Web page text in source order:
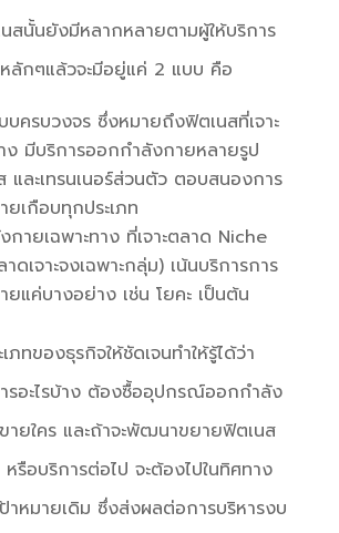
สนั้นยังมีหลากหลายตามผู้ให้บริการ
ลักๆแล้วจะมีอยู่แค่ 2 แบบ คือ
บครบวงจร ซึ่งหมายถึงฟิตเนสที่เจาะ
ง มีบริการออกกำลังกายหลายรูป
และเทรนเนอร์ส่วนตัว ตอบสนองการ
เกือบทุกประเภท
ายเฉพาะทาง ที่เจาะตลาด Niche
ดเจาะจงเฉพาะกลุ่ม)เน้นบริการการ
แค่บางอย่าง เช่น โยคะ เป็นต้น
ภทของธุรกิจให้ชัดเจนทำให้รู้ได้ว่า
อะไรบ้าง ต้องซื้ออุปกรณ์ออกกำลัง
ายใคร และถ้าจะพัฒนาขยายฟิตเนส
รือบริการต่อไป จะต้องไปในทิศทาง
าหมายเดิม ซึ่งส่งผลต่อการบริหารงบ